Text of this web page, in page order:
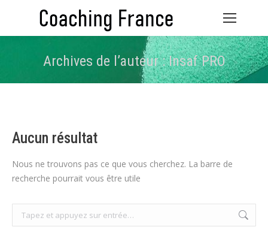
Archives de l’auteur :Insaf PRO
Vous êtes ici :
Aucun résultat
Nous ne trouvons pas ce que vous cherchez. La barre de
recherche pourrait vous être utile
Recherche
: